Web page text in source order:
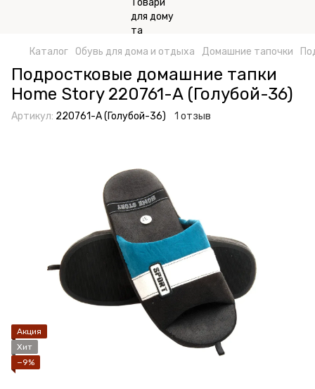
Каталог Обувь для дома и отдыха Домашние тапочки
Подростковые домашние тапки
Home Story 220761-А (Голубой-36)
Артикул: 220761-А (Голубой-36) 1 отзыв
Акция
Хит
−9%